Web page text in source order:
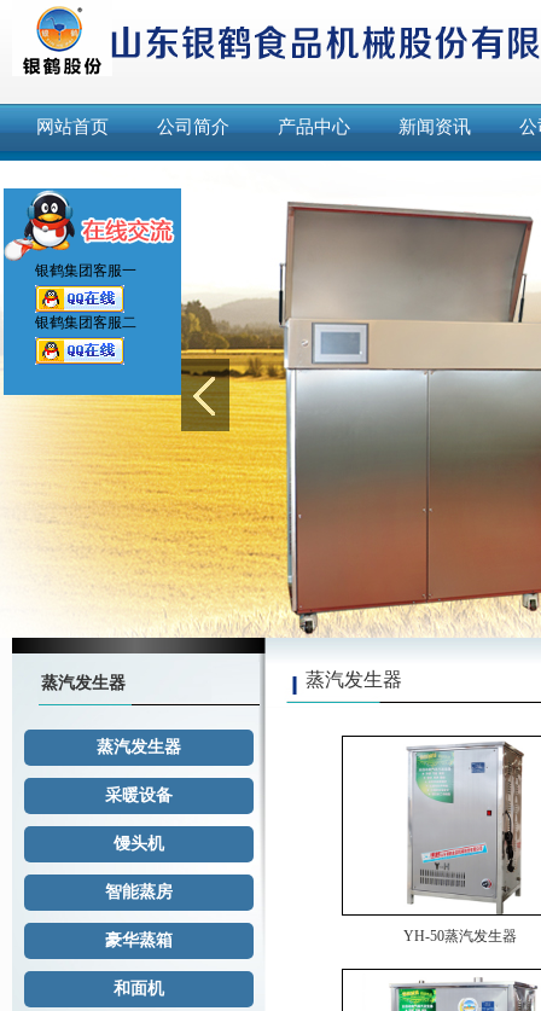
网站首页 公司简介 产品中心 新闻资讯 公
蒸汽发生器
蒸汽发生器
采暖设备
馒头机
智能蒸房
豪华蒸箱
和面机
蒸汽发生器
YH-50蒸汽发生器
银鹤集团客服一
银鹤集团客服二